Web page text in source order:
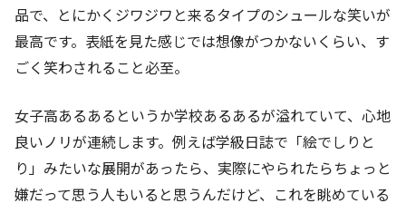
品で、とにかくジワジワと来るタイプのシュールな笑いが
最高です。表紙を見た感じでは想像がつかないくらい、す
ごく笑わされること必至。
女子高あるあるというか学校あるあるが溢れていて、心地
良いノリが連続します。例えば学級日誌で「絵でしりと
り」みたいな展開があったら、実際にやられたらちょっと
嫌だって思う人もいると思うんだけど、これを眺めている